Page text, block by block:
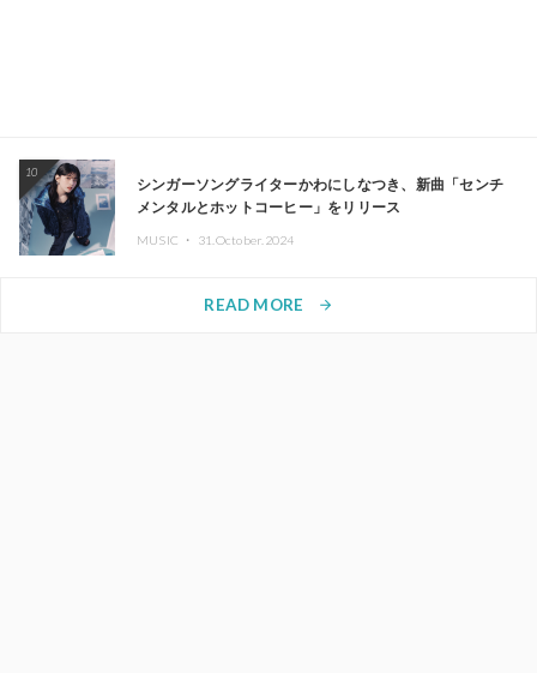
10
シンガーソングライターかわにしなつき、新曲「センチ
メンタルとホットコーヒー」をリリース
MUSIC ・ 31.October.2024
READ MORE arrow_forward